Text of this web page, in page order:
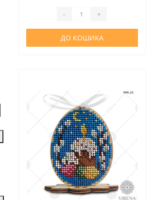
необхідної кількості, інструкції та
- +
ДО КОШИКА